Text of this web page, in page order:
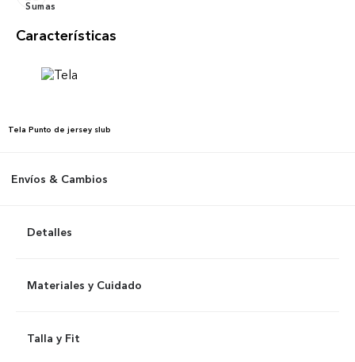
Características
Tela Punto de jersey slub
Envíos & Cambios
Detalles
Materiales y Cuidado
Talla y Fit